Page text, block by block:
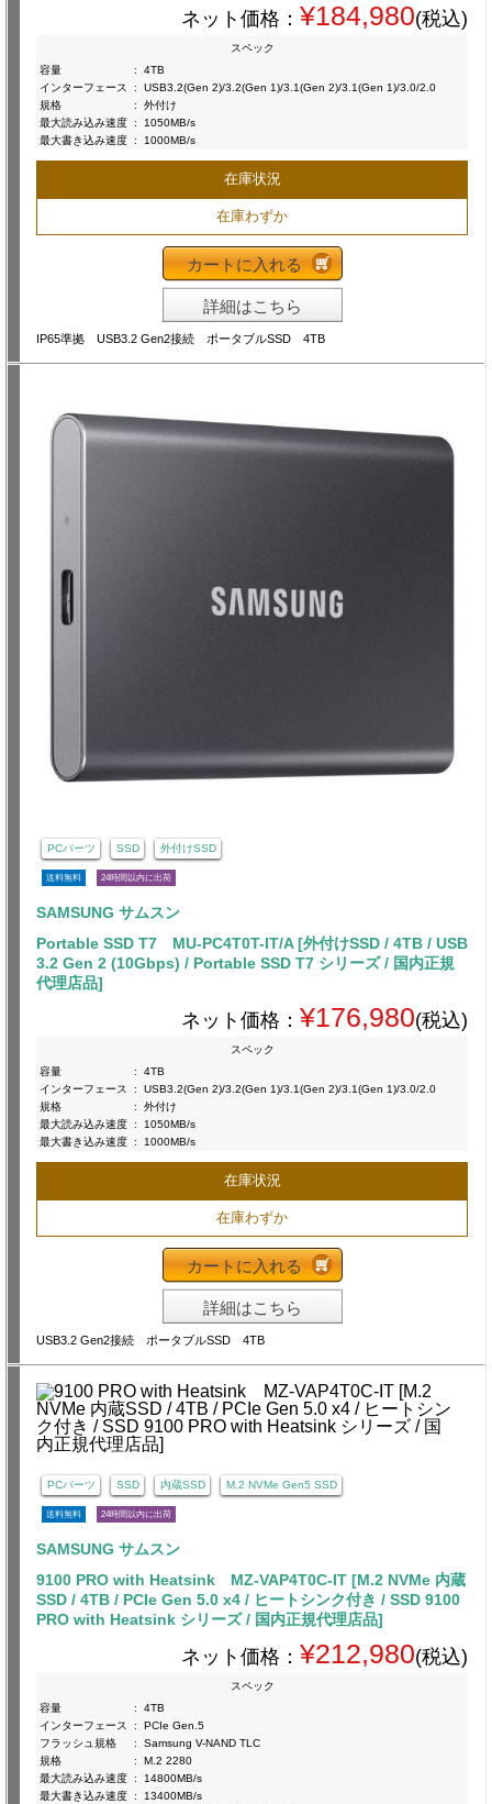
ネット価格： ¥184,980(税込)
スペック
容量
:
4TB
インターフェース
:
USB3.2(Gen 2)/3.2(Gen 1)/3.1(Gen 2)/3.1(Gen 1)/3.0/2.0
規格
:
外付け
最大読み込み速度 :
1050MB/s
最大書き込み速度 : 1000MB/s
在庫状況
在庫わずか
カートに入れる
詳細はこちら
IP65準拠 USB3.2 Gen2接続 ポータブルSSD 4TB
PCパーツ SSD 外付けSSD
送料無料 24時間以内に出荷
SAMSUNG サムスン
Portable SSD T7 MU-PC4T0T-IT/A [外付けSSD / 4TB / USB
3.2 Gen 2 (10Gbps) / Portable SSD T7 シリーズ / 国内正規
代理店品]
ネット価格： ¥176,980(税込)
スペック
容量
:
4TB
インターフェース
:
USB3.2(Gen 2)/3.2(Gen 1)/3.1(Gen 2)/3.1(Gen 1)/3.0/2.0
規格
:
外付け
最大読み込み速度 :
1050MB/s
最大書き込み速度 : 1000MB/s
在庫状況
在庫わずか
カートに入れる
詳細はこちら
USB3.2 Gen2接続 ポータブルSSD 4TB
PCパーツ SSD 内蔵SSD M.2 NVMe Gen5 SSD
送料無料 24時間以内に出荷
SAMSUNG サムスン
9100 PRO with Heatsink MZ-VAP4T0C-IT [M.2 NVMe 内蔵
SSD / 4TB / PCIe Gen 5.0 x4 / ヒートシンク付き / SSD 9100
PRO with Heatsink シリーズ / 国内正規代理店品]
ネット価格： ¥212,980(税込)
スペック
容量
:
4TB
インターフェース
:
PCIe Gen.5
フラッシュ規格
:
Samsung V-NAND TLC
規格
:
M.2 2280
最大読み込み速度 :
14800MB/s
最大書き込み速度 :
13400MB/s